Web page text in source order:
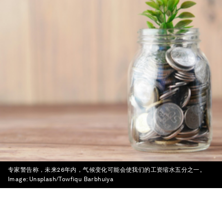
专家警告称，未来26年内，气候变化可能会使我们的工资缩水五分之一。
Image: Unsplash/Towfiqu Barbhuiya